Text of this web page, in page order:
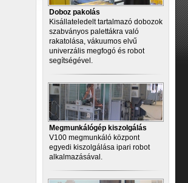
Doboz pakolás
Kisállateledelt tartalmazó dobozok
szabványos palettákra való
rakatolása, vákuumos elvű
univerzális megfogó és robot
segítségével.
Megmunkálógép kiszolgálás
V100 megmunkáló központ
egyedi kiszolgálása ipari robot
alkalmazásával.